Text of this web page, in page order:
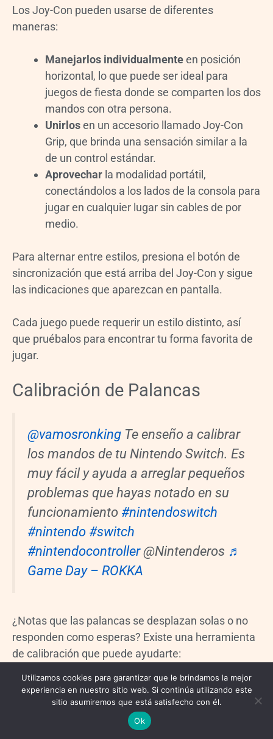
Los Joy-Con pueden usarse de diferentes
maneras:
Manejarlos individualmenteen posición
horizontal, lo que puede ser ideal para
juegos de fiesta donde se comparten los dos
mandos con otra persona.
Unirlosen un accesorio llamado Joy-Con
Grip, que brinda una sensación similar a la
de un control estándar.
Aprovechar la modalidad portátil,
conectándolos a los lados de la consola para
jugar en cualquier lugar sin cables de por
medio.
Para alternar entre estilos, presiona el botón de
sincronización que está arriba del Joy-Con y sigue
las indicaciones que aparezcan en pantalla.
Cada juego puede requerir un estilo distinto, así
que pruébalos para encontrar tu forma favorita de
jugar.
Calibración de Palancas
@vamosronking Te enseño a calibrar
los mandos de tu Nintendo Switch. Es
muy fácil y ayuda a arreglar pequeños
problemas que hayas notado en su
funcionamiento #nintendoswitch
#nintendo #switch
#nintendocontroller@Nintenderos ♬
Game Day – ROKKA
¿Notas que las palancas se desplazan solas o no
responden como esperas? Existe una herramienta
de calibración que puede ayudarte:
Utilizamos cookies para garantizar que le brindamos la mejor
experiencia en nuestro sitio web. Si continúa utilizando este
sitio asumiremos que está satisfecho con él.
Ok